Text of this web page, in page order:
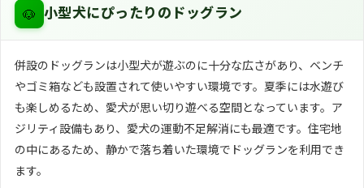
🐶 小型犬にぴったりのドッグラン
併設のドッグランは小型犬が遊ぶのに十分な広さがあり、ベンチ
やゴミ箱なども設置されて使いやすい環境です。夏季には水遊び
も楽しめるため、愛犬が思い切り遊べる空間となっています。ア
ジリティ設備もあり、愛犬の運動不足解消にも最適です。住宅地
の中にあるため、静かで落ち着いた環境でドッグランを利用でき
ます。